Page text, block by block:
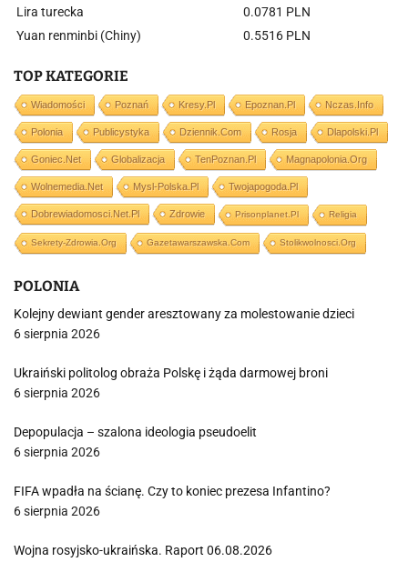
Lira turecka
0.0781 PLN
Yuan renminbi (Chiny)
0.5516 PLN
TOP KATEGORIE
Wiadomości Poznań Kresy.pl Epoznan.pl Nczas.info
Polonia Publicystyka Dziennik.com Rosja Dlapolski.pl
Goniec.net Globalizacja TenPoznan.pl Magnapolonia.org
Wolnemedia.net Mysl-Polska.pl Twojapogoda.pl
Dobrewiadomosci.net.pl Zdrowie Prisonplanet.pl Religia
Sekrety-Zdrowia.org Gazetawarszawska.com Stolikwolnosci.org
POLONIA
Kolejny dewiant gender aresztowany za molestowanie dzieci
6 sierpnia 2026
Ukraiński politolog obraża Polskę i żąda darmowej broni
6 sierpnia 2026
Depopulacja – szalona ideologia pseudoelit
6 sierpnia 2026
FIFA wpadła na ścianę. Czy to koniec prezesa Infantino?
6 sierpnia 2026
Wojna rosyjsko-ukraińska. Raport 06.08.2026